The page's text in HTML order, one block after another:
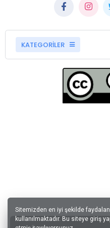
KATEGORİLER
Sitemizden en iyi şekilde
kullanılmaktadır. Bu siteye giriş